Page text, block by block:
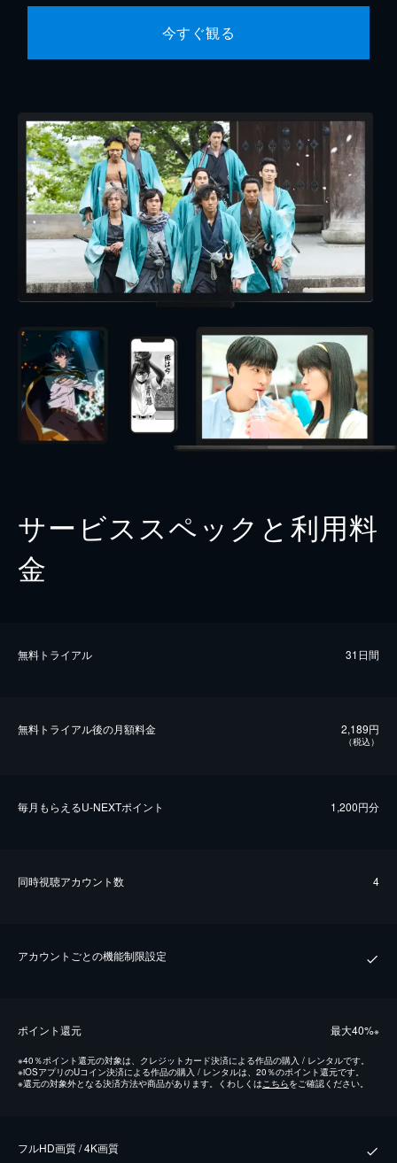
今すぐ観る
サービススペックと利用料
金
無料トライアル 31日間
無料トライアル後の⽉額料金 2,189円
（税込）
毎⽉もらえるU-NEXTポイント 1,200円分
同時視聴アカウント数 4
アカウントごとの機能制限設定
ポイント還元 最⼤40%※
※40％ポイント還元の対象は、クレジットカード決済による作品の購入 / レンタルです。
※iOSアプリのUコイン決済による作品の購入 / レンタルは、20％のポイント還元です。
※還元の対象外となる決済方法や商品があります。くわしくは こちらをご確認ください。
フルHD画質 / 4K画質